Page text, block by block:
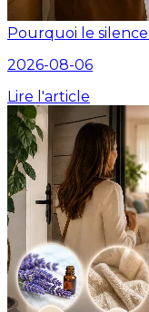
Pourquoi le silence
2026-08-06
Lire l'article